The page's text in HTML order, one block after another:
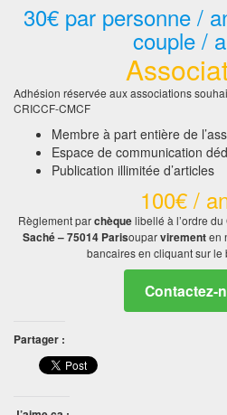
30€ par personne /
couple /
Adhésion réservée aux associations
CRICCF-CMCF
Membre à part entière de
Espace de communication
Publication illimitée d’articles
100€ /
Règlement parchèquelibellé à l’ordre du
Saché – 75014 Parisouparvirementen
bancaires en cliquant sur le
Contactez-
Partager :